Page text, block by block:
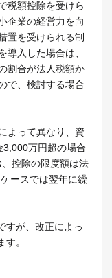
税額控除を受けら
企業の経営力を向
置を受けられる制
導入した場合は、
割合が法人税額か
で、検討する場合
よって異なり、資
万円超の場合
控除の限度額は法
ースでは翌年に繰
すが、改正によっ
。